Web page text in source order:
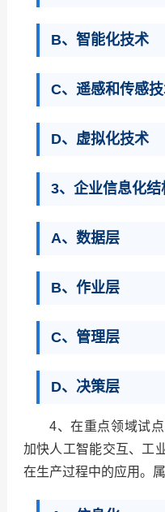
B、智能化技术
C、遥感和传感
D、虚拟化技术
3、企业信息化结
A、数据层
B、作业层
C、管理层
D、决策层
4、在重点领域试
加快人工智能交互、工
在生产过程中的应用。